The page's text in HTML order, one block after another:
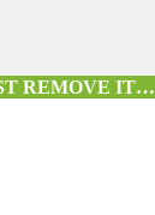
REMOVE IT…